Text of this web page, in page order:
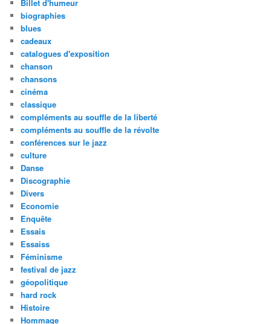
Billet d'humeur
biographies
blues
cadeaux
catalogues d'exposition
chanson
chansons
cinéma
classique
compléments au souffle de la liberté
compléments au souffle de la révolte
conférences sur le jazz
culture
Danse
Discographie
Divers
Economie
Enquête
Essais
Essaiss
Féminisme
festival de jazz
géopolitique
hard rock
Histoire
Hommage